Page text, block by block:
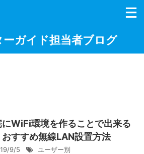
ガイド担当者ブログ
にWiFi環境を作ることで出来る
おすすめ無線LAN設置方法
9/5 ユーザー別